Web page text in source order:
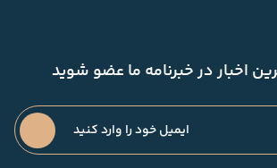
اخبار در خبرنامه ما عضو شوید